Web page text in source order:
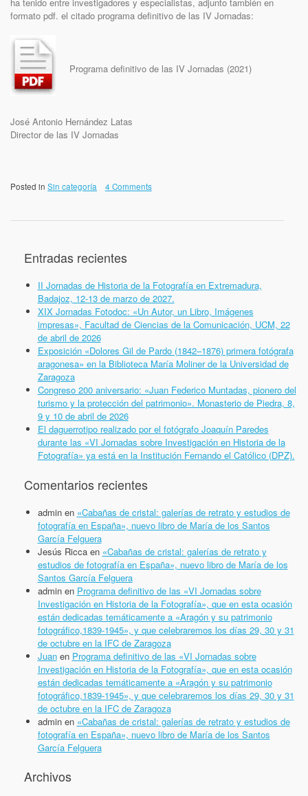
formato pdf. el citado programa definitivo de las IV Jornadas:
Programa definitivo de las IV Jornadas (2021)
José Antonio Hernández Latas
Director de las IV Jornadas
Posted in Sin categoría 4 Comments
Entradas recientes
II Jornadas de Historia de la Fotografía en Extremadura,
Badajoz, 12-13 de marzo de 2027.
XIX Jornadas Fotodoc: «Un Autor, un Libro, Imágenes
impresas», Facultad de Ciencias de la Comunicación, UCM, 22
de abril de 2026
Exposición «Dolores Gil de Pardo (1842–1876) primera fotógrafa
aragonesa» en la Biblioteca María Moliner de la Universidad de
Zaragoza
Congreso 200 aniversario: «Juan Federico Muntadas, pionero del
turismo y la protección del patrimonio». Monasterio de Piedra, 8,
9 y 10 de abril de 2026
El daguerrotipo realizado por el fotógrafo Joaquín Paredes
durante las «VI Jornadas sobre Investigación en Historia de la
Fotografía» ya está en la Institución Fernando el Católico (DPZ).
Comentarios recientes
adminen «Cabañas de cristal: galerías de retrato y estudios de
fotografía en España», nuevo libro de María de los Santos
García Felguera
Jesús Riccaen «Cabañas de cristal: galerías de retrato y
estudios de fotografía en España», nuevo libro de María de los
Santos García Felguera
adminen Programa definitivo de las «VI Jornadas sobre
Investigación en Historia de la Fotografía», que en esta ocasión
están dedicadas temáticamente a «Aragón y su patrimonio
fotográfico,1839-1945», y que celebraremos los días 29, 30 y 31
de octubre en la IFC de Zaragoza
Juanen Programa definitivo de las «VI Jornadas sobre
Investigación en Historia de la Fotografía», que en esta ocasión
están dedicadas temáticamente a «Aragón y su patrimonio
fotográfico,1839-1945», y que celebraremos los días 29, 30 y 31
de octubre en la IFC de Zaragoza
adminen «Cabañas de cristal: galerías de retrato y estudios de
fotografía en España», nuevo libro de María de los Santos
García Felguera
Archivos